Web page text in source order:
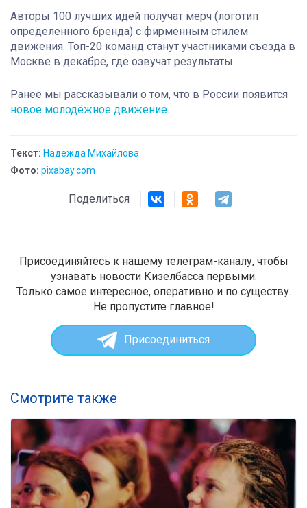
Авторы 100 лучших идей получат мерч (логотип
определенного бренда) с фирменным стилем
движения. Топ-20 команд станут участниками съезда в
Москве в декабре, где озвучат результаты.
Ранее мы рассказывали о том, что в России появится
новое молодёжное движение.
Текст: Надежда Михайлова
Фото: pixabay.com
Поделиться
Присоединяйтесь к нашему телеграм-каналу, чтобы
узнавать новости Кизелбасса первыми.
Только самое интересное, оперативно и по существу.
Не пропустите главное!
Присоединиться
Смотрите также